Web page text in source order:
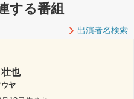
する番組
出演者名検索
也
ヤ